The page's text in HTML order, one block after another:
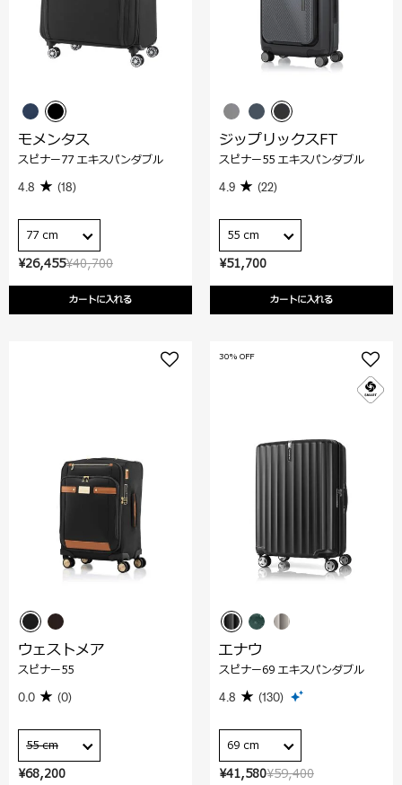
¥40,700
¥26,455
カートに入れる
モメンタス
スピナー77 エキスパンダブル
4.8 (18)
77 cm
¥51,700
カートに入れる
ジップリックスFT
スピナー55 エキスパンダブル
4.9 (22)
55 cm
¥68,200
ウェストメア
スピナー55
0.0 (0)
55 cm
¥59,400
¥41,580
30% OFF
エナウ
スピナー69 エキスパンダブル
4.8 (130)
69 cm